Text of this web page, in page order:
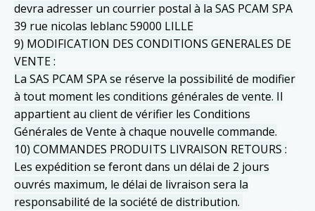
devra adresser un courrier postal à la SAS PCAM SPA
39 rue nicolas leblanc 59000 LILLE
9) MODIFICATION DES CONDITIONS GENERALES DE
VENTE :
La SAS PCAM SPA se réserve la possibilité de modifier
à tout moment les conditions générales de vente. Il
appartient au client de vérifier les Conditions
Générales de Vente à chaque nouvelle commande.
10) COMMANDES PRODUITS LIVRAISON RETOURS :
Les expédition se feront dans un délai de 2 jours
ouvrés maximum, le délai de livraison sera la
responsabilité de la société de distribution.